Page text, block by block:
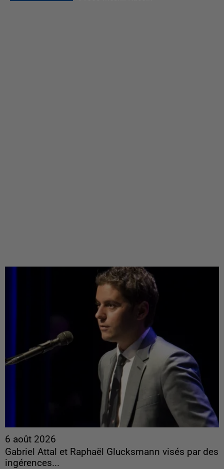
6 août 2026
Gabriel Attal et Raphaël Glucksmann visés par des
ingérences...